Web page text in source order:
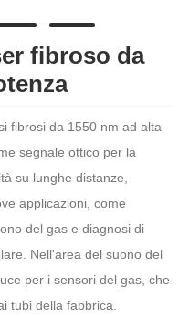
fibroso da
fibrosi da 1550 nm ad alta
segnale ottico per la
su lunghe distanze,
applicazioni, come
del gas e diagnosi di
Nell'area del suono del
per i sensori del gas, che
tubi della fabbrica.